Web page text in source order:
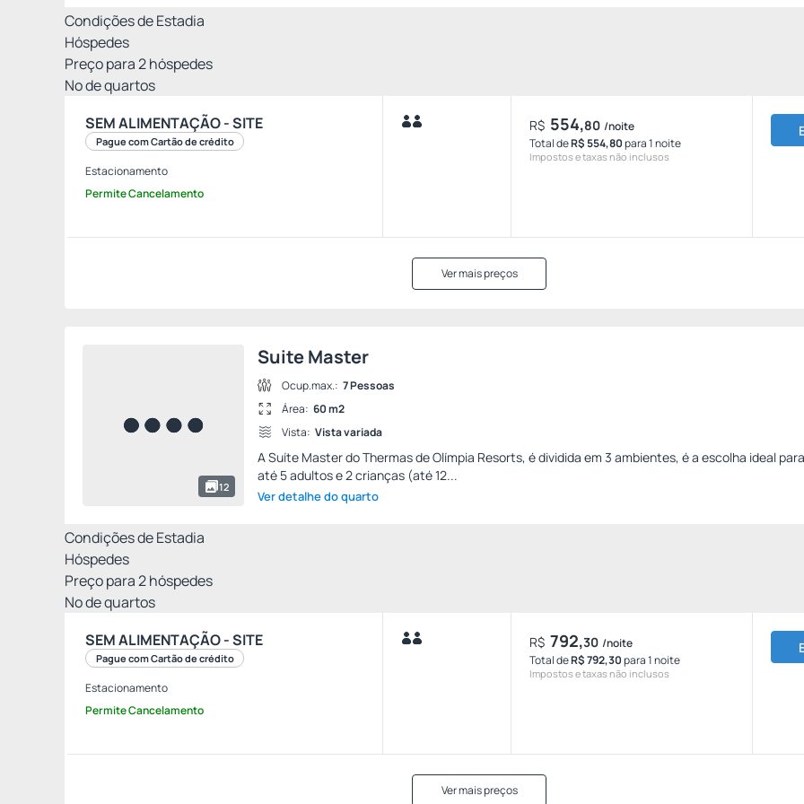
Condições de Estadia
Hóspedes
Preço para2hóspedes
Nº de quartos
SEM ALIMENTAÇÃO - SITE
Pague com Cartão de crédito
Estacionamento
Permite Cancelamento
R$ 554,80 /noite
Total deR$ 554,80para 1 noite
Impostos e taxas não inclusos
Ver mais preços
12
Suite Master
Ocup.max.: 7 Pessoas
Área: 60 m2
Vista: Vista variada
A Suíte Master do Thermas de Olímpia Resorts, é dividida em 3 ambientes, é a escolha ideal
até 5 adultos e 2 crianças (até 12...
Ver detalhe do quarto
Condições de Estadia
Hóspedes
Preço para2hóspedes
Nº de quartos
SEM ALIMENTAÇÃO - SITE
Pague com Cartão de crédito
Estacionamento
Permite Cancelamento
R$ 792,30 /noite
Total deR$ 792,30para 1 noite
Impostos e taxas não inclusos
Ver mais preços